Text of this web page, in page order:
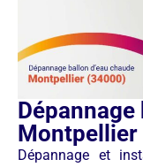
Montpellier
Dépannage et